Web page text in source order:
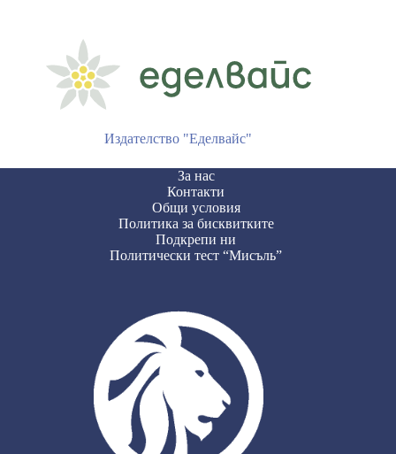
Издателство "Еделвайс"
За нас
Контакти
Общи условия
Политика за бисквитките
Подкрепи ни
Политически тест “Мисъль”